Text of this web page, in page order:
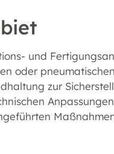
und
oder
zur